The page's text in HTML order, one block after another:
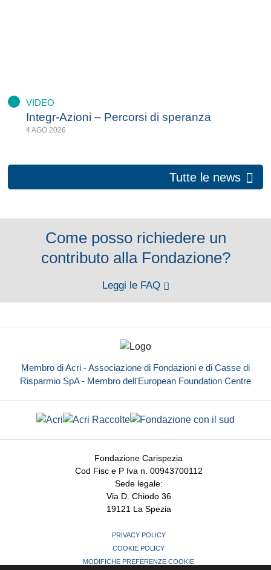
VIDEO
Integr-Azioni – Percorsi di speranza
4 AGO 2026
Tutte le news
Come posso richiedere un
contributo alla Fondazione?
Leggi le FAQ
Membro di Acri - Associazione di Fondazioni e di Casse di
Risparmio SpA - Membro dell'European Foundation Centre
Fondazione Carispezia
Cod Fisc e P Iva n. 00943700112
Sede legale:
Via D. Chiodo 36
19121 La Spezia
PRIVACY POLICY
COOKIE POLICY
MODIFICHE PREFERENZE COOKIE